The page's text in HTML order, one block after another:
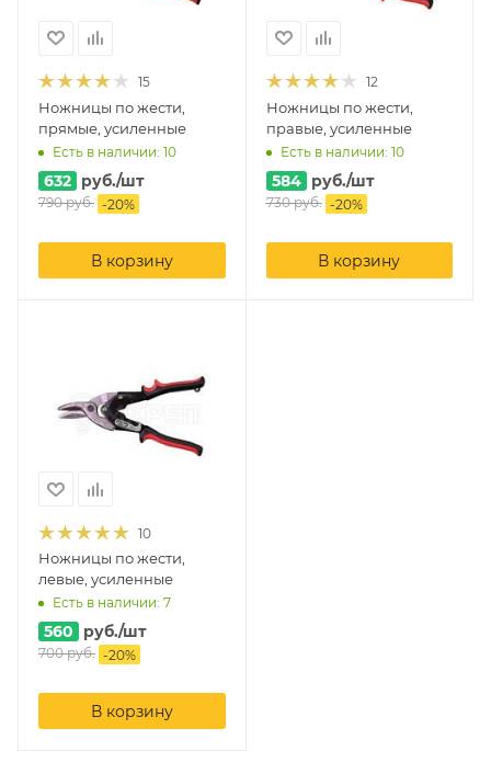
15
Ножницы по жести,
прямые, усиленные
Есть в наличии: 10
632 руб./шт
790руб. -20%
В корзину
12
Ножницы по жести,
правые, усиленные
Есть в наличии: 10
584 руб./шт
730руб. -20%
В корзину
10
Ножницы по жести,
левые, усиленные
Есть в наличии: 7
560 руб./шт
700руб. -20%
В корзину